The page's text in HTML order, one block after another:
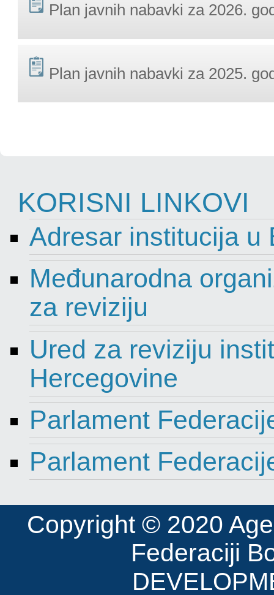
Plan javnih nabavki za 2026.
Plan javnih nabavki za 2025.
KORISNI LINKOVI
Adresar institucija u
Međunarodna
za reviziju
Ured za reviziju
Hercegovine
Parlament
Parlament
Copyright © 2020
Federaciji